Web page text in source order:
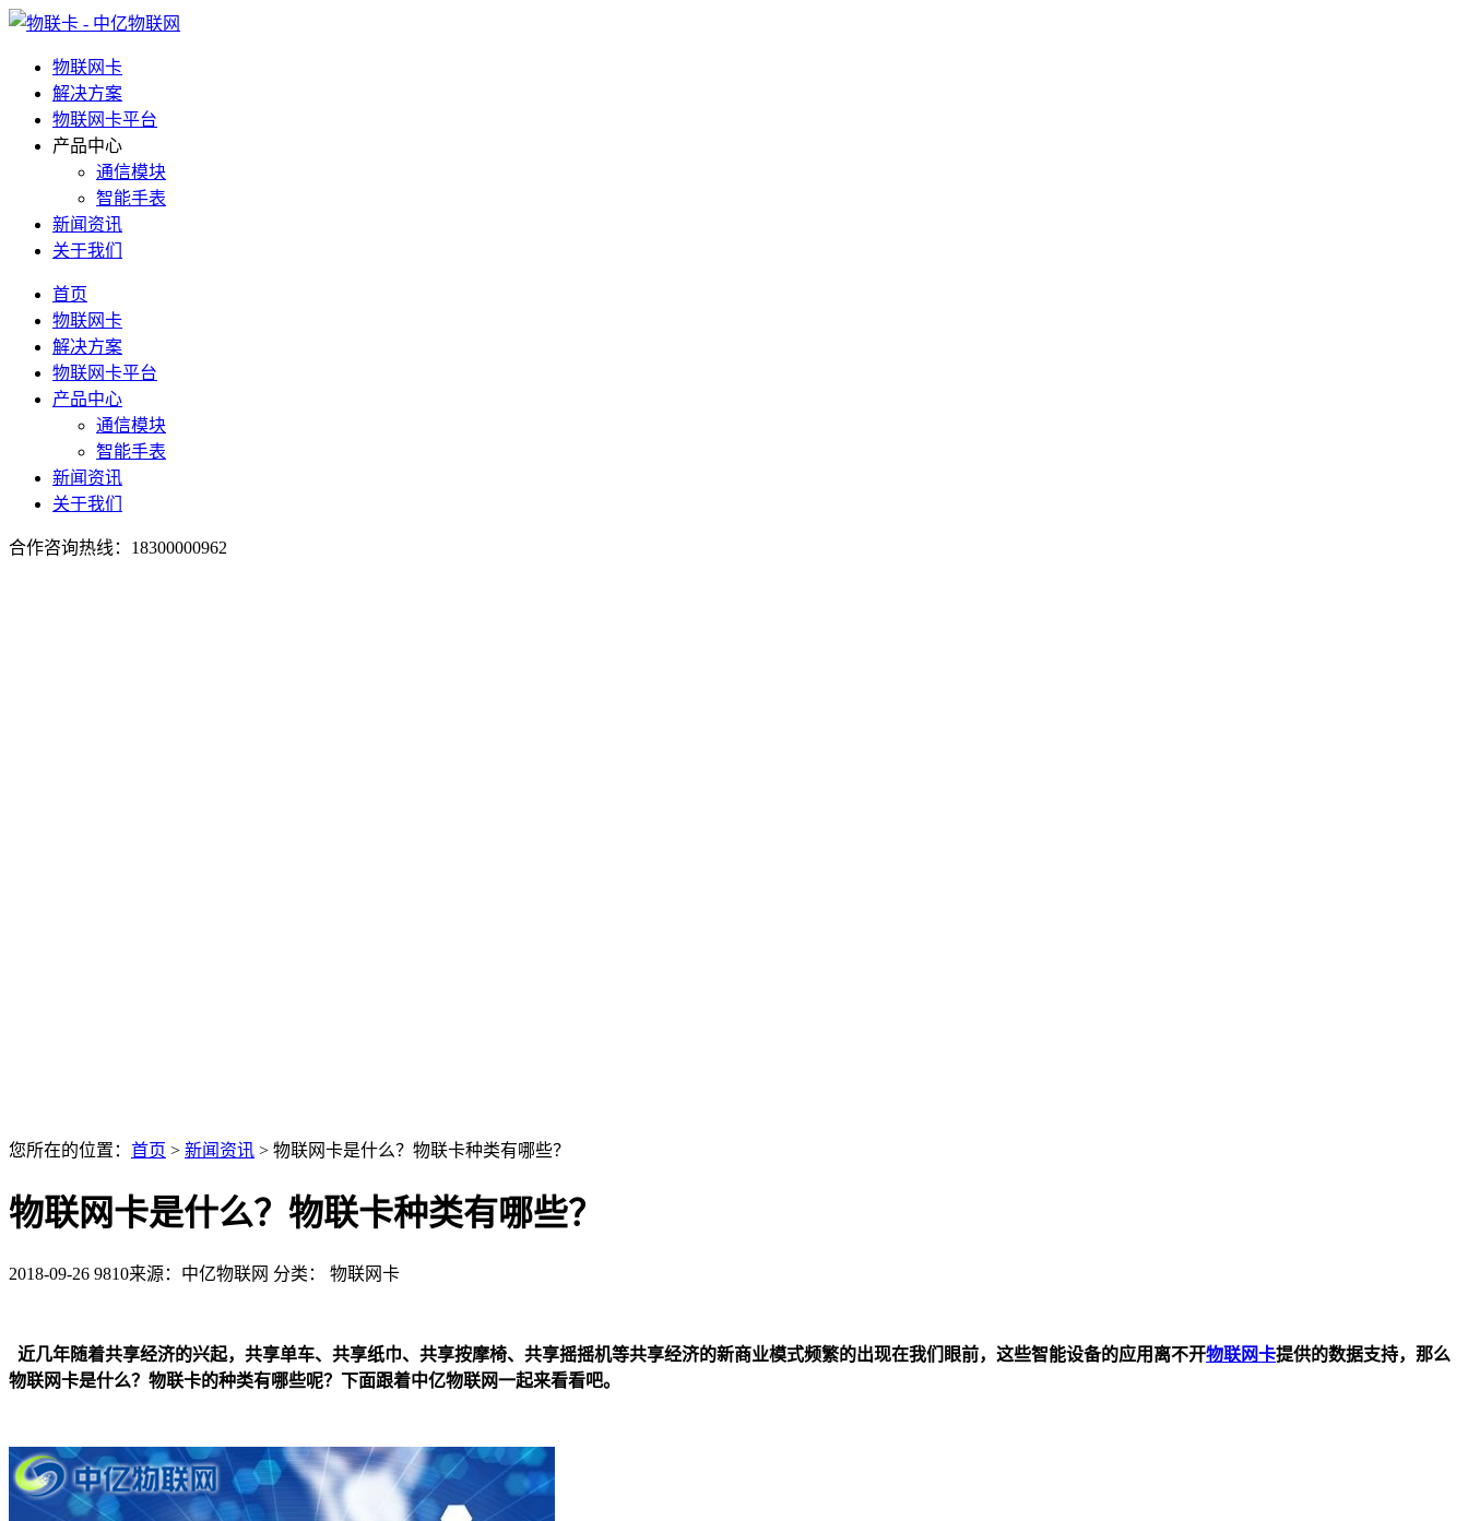
物联网卡
解决方案
物联网卡平台
产品中心
通信模块
智能手表
新闻资讯
关于我们
首页
物联网卡
解决方案
物联网卡平台
产品中心
通信模块
智能手表
新闻资讯
关于我们
合作咨询热线： 18300000962
您所在的位置： 首页 > 新闻资讯 > 物联网卡是什么？物联卡种类有哪些？
物联网卡是什么？物联卡种类有哪些？
2018-09-26 9810来源：中亿物联网 分类： 物联网卡
近几年随着共享经济的兴起，共享单车、共享纸巾、共享按摩椅、共享摇摇机等共享经济的新商业模式频繁的出现在我们眼前，这些智能设备的应用离不开物联网卡提供的数据支持，那么
物联网卡是什么？物联卡的种类有哪些呢？下面跟着中亿物联网一起来看看吧。